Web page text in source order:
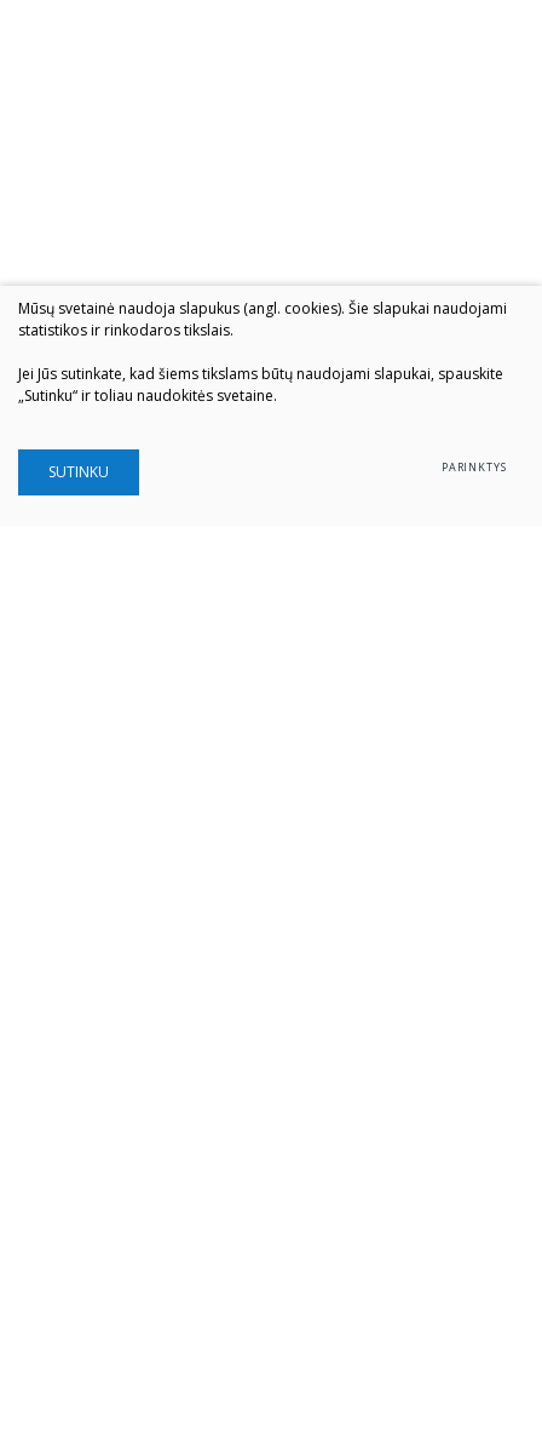
Mūsų svetainė naudoja slapukus (angl. cookies). Šie slapukai naudojami
statistikos ir rinkodaros tikslais.
Jei Jūs sutinkate, kad šiems tikslams būtų naudojami slapukai, spauskite
„Sutinku“ ir toliau naudokitės svetaine.
SUTINKU PARINKTYS